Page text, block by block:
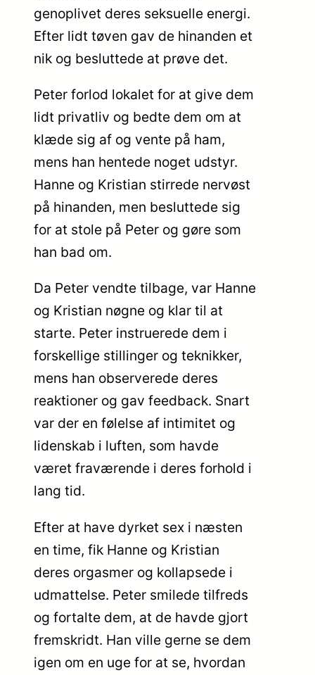
genoplivet deres seksuelle energi.
Efter lidt tøven gav de hinanden et
nik og besluttede at prøve det.
Peter forlod lokalet for at give dem
lidt privatliv og bedte dem om at
klæde sig af og vente på ham,
mens han hentede noget udstyr.
Hanne og Kristian stirrede nervøst
på hinanden, men besluttede sig
for at stole på Peter og gøre som
han bad om.
Da Peter vendte tilbage, var Hanne
og Kristian nøgne og klar til at
starte. Peter instruerede dem i
forskellige stillinger og teknikker,
mens han observerede deres
reaktioner og gav feedback. Snart
var der en følelse af intimitet og
lidenskab i luften, som havde
været fraværende i deres forhold i
lang tid.
Efter at have dyrket sex i næsten
en time, fik Hanne og Kristian
deres orgasmer og kollapsede i
udmattelse. Peter smilede tilfreds
og fortalte dem, at de havde gjort
fremskridt. Han ville gerne se dem
igen om en uge for at se, hvordan